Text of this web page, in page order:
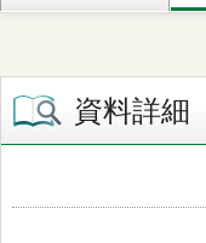
資料詳細